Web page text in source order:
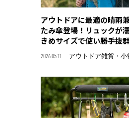
アウトドアに最適の晴雨
たみ傘登場！リュックが
きめサイズで使い勝手抜
2026.05.11 アウトドア雑貨・小